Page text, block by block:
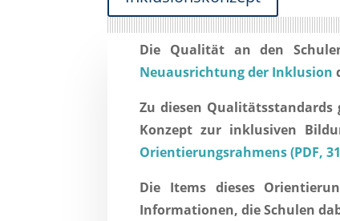
Die Qualität an den
Neuausrichtung der Inklusion
Zu diesen Qualitätsstandards
Konzept zur inklusiven
Orientierungsrahmens (PDF,
Die Items dieses
Informationen, die Schulen